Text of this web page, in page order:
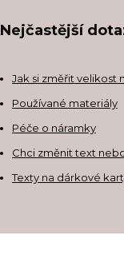
Nejčastější
Jak si změřit velikost
Používané materiály
Péče o náramky
Chci změnit text
Texty na dárkové